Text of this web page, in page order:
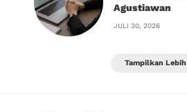
Agustiawan
JULI 30, 2026
Tampilkan Lebih